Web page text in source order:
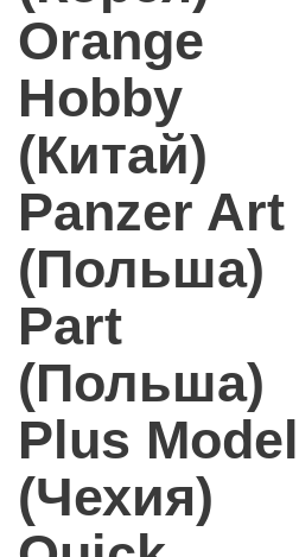
Orange
Hobby
(Китай)
Panzer Art
(Польша)
Part
(Польша)
Plus Model
(Чехия)